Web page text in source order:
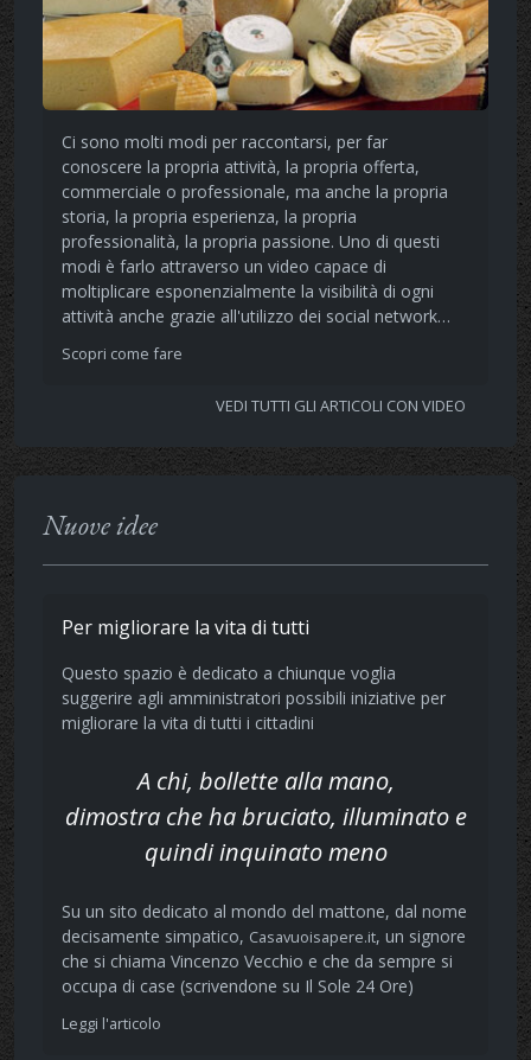
Ci sono molti modi per raccontarsi, per far
conoscere la propria attività, la propria offerta,
commerciale o professionale, ma anche la propria
storia, la propria esperienza, la propria
professionalità, la propria passione. Uno di questi
modi è farlo attraverso un video capace di
moltiplicare esponenzialmente la visibilità di ogni
attività anche grazie all'utilizzo dei social network…
Scopri come fare
VEDI TUTTI GLI ARTICOLI CON VIDEO
Nuove idee
Per migliorare la vita di tutti
Questo spazio è dedicato a chiunque voglia
suggerire agli amministratori possibili iniziative per
migliorare la vita di tutti i cittadini
A chi, bollette alla mano,
dimostra che ha bruciato, illuminato e
quindi inquinato meno
Su un sito dedicato al mondo del mattone, dal nome
decisamente simpatico, Casavuoisapere.it, un signore
che si chiama Vincenzo Vecchio e che da sempre si
occupa di case (scrivendone su Il Sole 24 Ore)
Leggi l'articolo